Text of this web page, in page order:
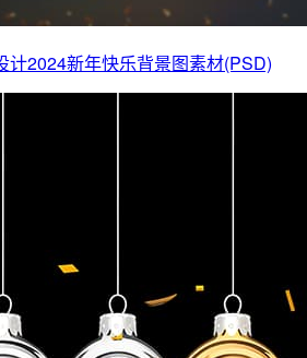
计2024新年快乐背景图素材(PSD)